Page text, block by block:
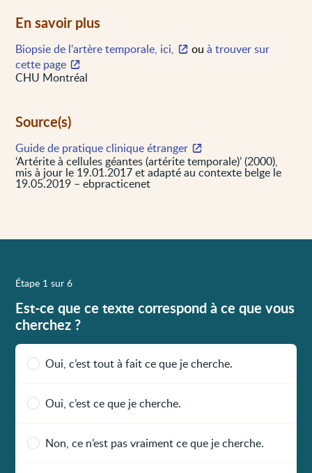
En savoir plus
Biopsie de l'artère temporale, ici, ouà trouver sur
cette page
CHU Montréal
Source(s)
Guide de pratique clinique étranger
‘Artérite à cellules géantes (artérite temporale)’ (2000),
mis à jour le 19.01.2017 et adapté au contexte belge le
19.05.2019 – ebpracticenet
Étape 1 sur 6
Est-ce que ce texte correspond à ce que vous
cherchez ?
Oui, c’est tout à fait ce que je cherche.
Oui, c’est ce que je cherche.
Non, ce n’est pas vraiment ce que je cherche.